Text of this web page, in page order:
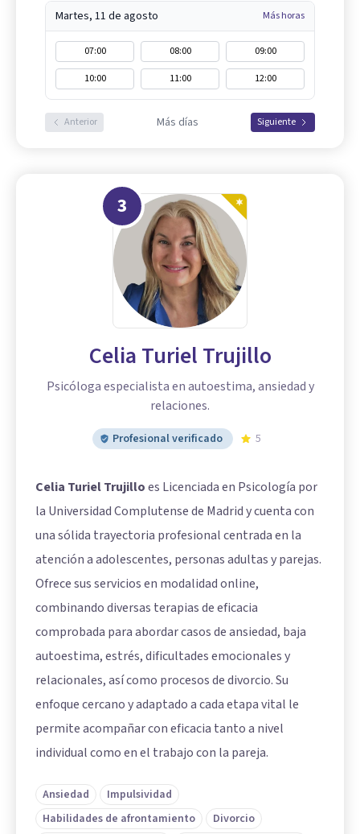
Martes, 11 de agosto Más horas
07:00 08:00
09:00
10:00
11:00 12:00
Anterior Más días Siguiente
3
Celia Turiel Trujillo
Psicóloga especialista en autoestima, ansiedad y
relaciones.
Profesional verificado 5
Celia Turiel Trujilloes Licenciada en Psicología por
la Universidad Complutense de Madrid y cuenta con
una sólida trayectoria profesional centrada en la
atención a adolescentes, personas adultas y parejas.
Ofrece sus servicios en modalidad online,
combinando diversas terapias de eficacia
comprobada para abordar casos de ansiedad, baja
autoestima, estrés, dificultades emocionales y
relacionales, así como procesos de divorcio. Su
enfoque cercano y adaptado a cada etapa vital le
permite acompañar con eficacia tanto a nivel
individual como en el trabajo con la pareja.
Ansiedad
Impulsividad
Habilidades de afrontamiento
Divorcio